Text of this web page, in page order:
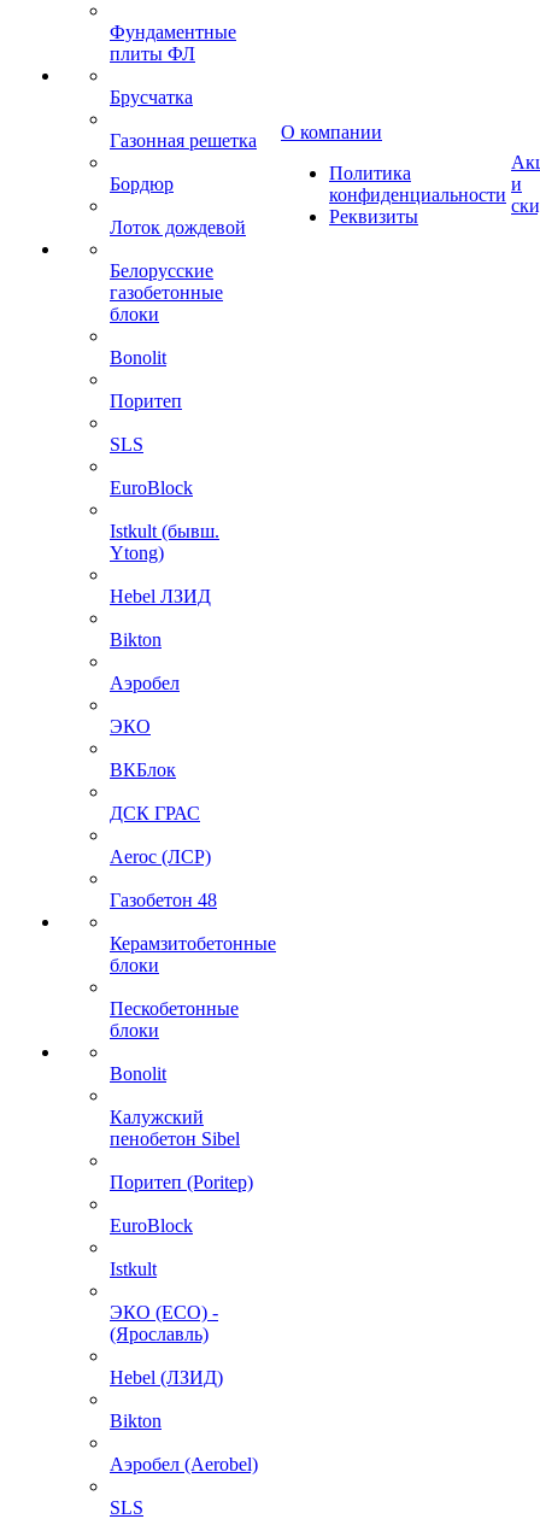
Фундаментные
плиты ФЛ
Брусчатка
Газонная решетка
Бордюр
Лоток дождевой
Белорусские
газобетонные
блоки
Bonolit
Поритеп
SLS
EuroBlock
Istkult (бывш.
Ytong)
Hebel ЛЗИД
Bikton
Аэробел
ЭКО
ВКБлок
ДСК ГРАС
Aeroc (ЛСР)
Газобетон 48
Керамзитобетонные
блоки
Пескобетонные
блоки
Bonolit
Калужский
пенобетон Sibel
Поритеп (Poritep)
EuroBlock
Istkult
ЭКО (ECO) -
(Ярославль)
Hebel (ЛЗИД)
Bikton
Аэробел (Aerobel)
SLS
О компании
Политика
конфиденциальности
Реквизиты
и